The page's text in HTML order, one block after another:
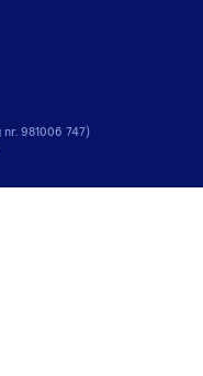
nr. 981006 747)